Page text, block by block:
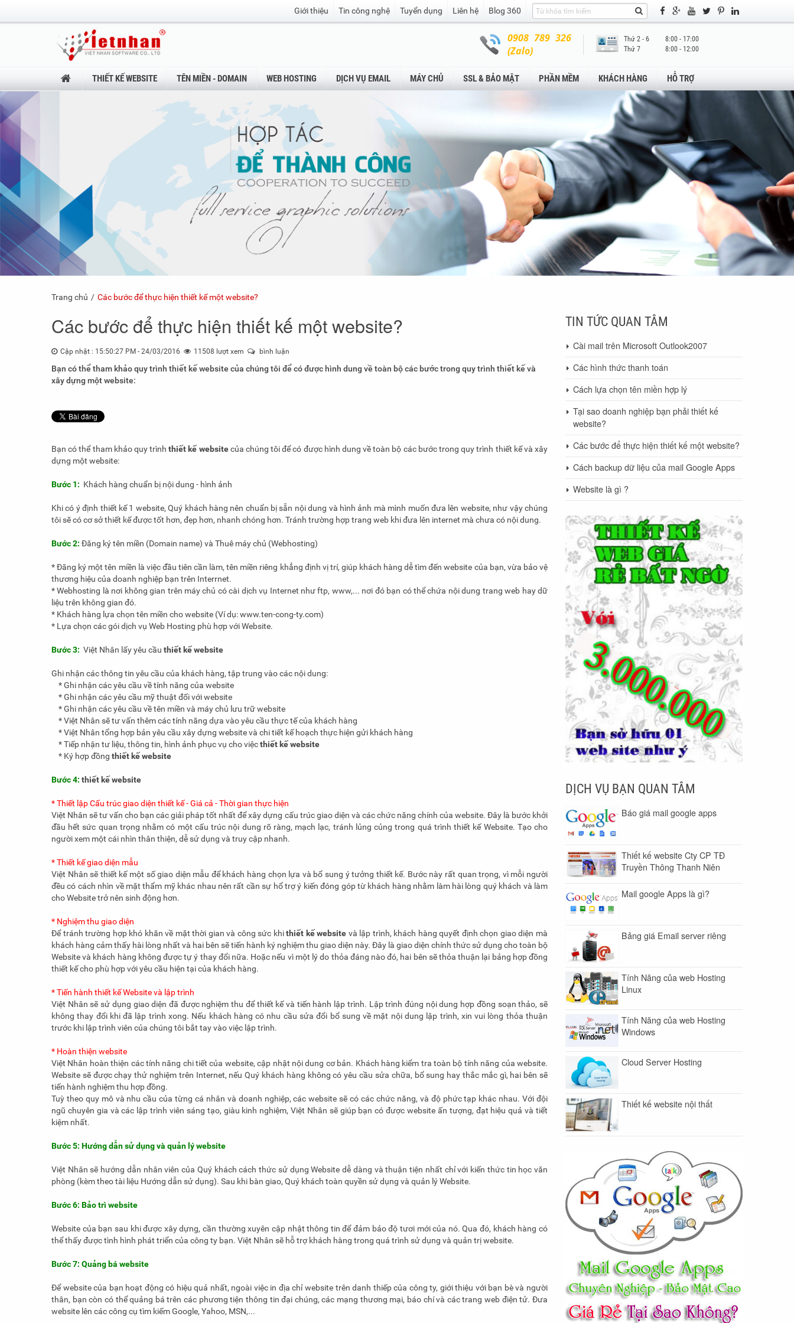
Giới thiệu Tin công nghệ Tuyển dụng Liên hệ Blog 360
0908 789 326
(Zalo)
Thứ 2 - 6
8:00 - 17:00
Thứ 7
8:00 - 12:00
THIẾT KẾ WEBSITE TÊN MIỀN - DOMAIN WEB HOSTING DỊCH VỤ EMAIL MÁY CHỦ SSL & BẢO MẬT PHẦN MỀM KHÁCH HÀNG HỖ TRỢ
Trang chủ Các bước để thực hiện thiết kế một website?
Các bước để thực hiện thiết kế một website?
Cập nhật : 15:50:27 PM - 24/03/2016 11508 lượt xem bình luận
Bạn có thể tham khảo quy trình thiết kế website của chúng tôi để có được hình dung về toàn bộ các bước trong quy trình thiết kế và
xây dựng một website:
Bạn có thể tham khảo quy trìnhthiết kế websitecủa chúng tôi để có được hình dung về toàn bộ các bước trong quy trình thiết kế và xây
dựng một website:
Bước 1: Khách hàng chuẩn bị nội dung - hình ảnh
Khi có ý định thiết kế 1 website, Quý khách hàng nên chuẩn bị sẵn nội dung và hình ảnh mà mình muốn đưa lên website, như vậy chúng
tôi sẽ có cơ sở thiết kế được tốt hơn, đẹp hơn, nhanh chóng hơn. Tránh trường hợp trang web khi đưa lên internet mà chưa có nội dung.
Bước 2: Đăng ký tên miền (Domain name) và Thuê máy chủ (Webhosting)
* Đăng ký một tên miền là việc đầu tiên cần làm, tên miền riêng khẳng định vị trí, giúp khách hàng dễ tìm đến website của bạn, vừa bảo vệ
thương hiệu của doanh nghiệp bạn trên Interrnet.
* Webhosting là nơi không gian trên máy chủ có cài dịch vụ Internet như ftp, www,... nơi đó bạn có thể chứa nội dung trang web hay dữ
liệu trên không gian đó.
* Khách hàng lựa chọn tên miền cho website (Ví dụ: www.ten-cong-ty.com)
* Lựa chọn các gói dịch vụ Web Hosting phù hợp với Website.
Bước 3: Việt Nhân lấy yêu cầu thiết kế website
Ghi nhận các thông tin yêu cầu của khách hàng, tập trung vào các nội dung:
* Ghi nhận các yêu cầu về tính năng của website
* Ghi nhận các yêu cầu mỹ thuật đối với website
* Ghi nhận các yêu cầu về tên miền và máy chủ lưu trữ website
* Việt Nhân sẽ tư vấn thêm các tính năng dựa vào yêu cầu thực tế của khách hàng
* Việt Nhân tổng hợp bản yêu cầu xây dựng website và chi tiết kế hoạch thực hiện gửi khách hàng
* Tiếp nhận tư liệu, thông tin, hình ảnh phục vụ cho việcthiết kế website
* Ký hợp đồng thiết kế website
Bước 4: thiết kế website
* Thiết lập Cấu trúc giao diện thiết kế - Giá cả - Thời gian thực hiện
Việt Nhân sẽ tư vấn cho bạn các giải pháp tốt nhất để xây dựng cấu trúc giao diện và các chức năng chính của website. Đây là bước khởi
đầu hết sức quan trọng nhằm có một cấu trúc nội dung rõ ràng, mạch lạc, tránh lủng củng trong quá trình thiết kế Website. Tạo cho
người xem một cái nhìn thân thiện, dễ sử dụng và truy cập nhanh.
* Thiết kế giao diện mẫu
Việt Nhân sẽ thiết kế một số giao diện mẫu để khách hàng chọn lựa và bổ sung ý tưởng thiết kế. Bước này rất quan trọng, vì mỗi người
đều có cách nhìn về mặt thẩm mỹ khác nhau nên rất cần sự hổ trợ ý kiến đóng góp từ khách hàng nhằm làm hài lòng quý khách và làm
cho Website trở nên sinh động hơn.
* Nghiệm thu giao diện
Để tránh trường hợp khó khăn về mặt thời gian và công sức khithiết kế website và lập trình, khách hàng quyết định chọn giao diện mà
khách hàng cảm thấy hài lòng nhất và hai bên sẽ tiến hành ký nghiệm thu giao diện này. Đây là giao diện chính thức sử dụng cho toàn bộ
Website và khách hàng không được tự ý thay đổi nữa. Hoặc nếu vì một lý do thỏa đáng nào đó, hai bên sẽ thỏa thuận lại bảng hợp đồng
thiết kế cho phù hợp với yêu cầu hiện tại của khách hàng.
* Tiến hành thiết kế Website và lập trình
Việt Nhân sẽ sử dụng giao diện đã được nghiệm thu để thiết kế và tiến hành lập trình. Lập trình đúng nội dung hợp đồng soạn thảo, sẽ
không thay đổi khi đã lập trình xong. Nếu khách hàng có nhu cầu sửa đổi bổ sung về mặt nội dung lập trình, xin vui lòng thỏa thuận
trước khi lập trình viên của chúng tôi bắt tay vào việc lập trình.
* Hoàn thiện website
Việt Nhân hoàn thiện các tính năng chi tiết của website, cập nhật nội dung cơ bản. Khách hàng kiểm tra toàn bộ tính năng của website.
Website sẽ được chạy thử nghiệm trên Internet, nếu Quý khách hàng không có yêu cầu sửa chữa, bổ sung hay thắc mắc gì, hai bên sẽ
tiến hành nghiệm thu hợp đồng.
Tuỳ theo quy mô và nhu cầu của từng cá nhân và doanh nghiệp, các website sẽ có các chức năng, và độ phức tạp khác nhau. Với đội
ngũ chuyên gia và các lập trình viên sáng tạo, giàu kinh nghiệm, Việt Nhân sẽ giúp bạn có được website ấn tượng, đạt hiệu quả và tiết
kiệm nhất.
Bước 5: Hướng dẫn sử dụng và quản lý website
Việt Nhân sẽ hướng dẫn nhân viên của Quý khách cách thức sử dụng Website dễ dàng và thuận tiện nhất chỉ với kiến thức tin học văn
phòng (kèm theo tài liệu Hướng dẫn sử dụng). Sau khi bàn giao, Quý khách toàn quyền sử dụng và quản lý Website.
Bước 6: Bảo trì website
Website của bạn sau khi được xây dựng, cần thường xuyên cập nhật thông tin để đảm bảo độ tươi mới của nó. Qua đó, khách hàng có
thể thấy được tình hình phát triển của công ty bạn. Việt Nhân sẽ hỗ trợ khách hàng trong quá trình sử dụng và quản trị website.
Bước 7: Quảng bá website
Để website của bạn hoạt động có hiệu quả nhất, ngoài việc in địa chỉ website trên danh thiếp của công ty, giới thiệu với bạn bè và người
thân, bạn còn có thể quảng bá trên các phương tiện thông tin đại chúng, các mạng thương mại, báo chí và các trang web điện tử. Đưa
website lên các công cụ tìm kiếm Google, Yahoo, MSN,...
TIN TỨC QUAN TÂM
Cài mail trên Microsoft Outlook2007
Các hình thức thanh toán
Cách lựa chọn tên miền hợp lý
Tại sao doanh nghiệp bạn phải thiết kế
website?
Các bước để thực hiện thiết kế một website?
Cách backup dữ liệu của mail Google Apps
Website là gì ?
DỊCH VỤ BẠN QUAN TÂM
Báo giá mail google apps
Thiết kế website Cty CP TĐ
Truyền Thông Thanh Niên
Mail google Apps là gì?
Bảng giá Email server riêng
Tính Năng của web Hosting
Linux
Tính Năng của web Hosting
Windows
Cloud Server Hosting
Thiết kế website nội thất